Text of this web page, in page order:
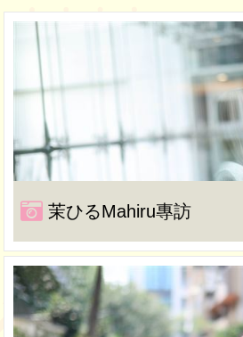
茉ひるMahiru專訪